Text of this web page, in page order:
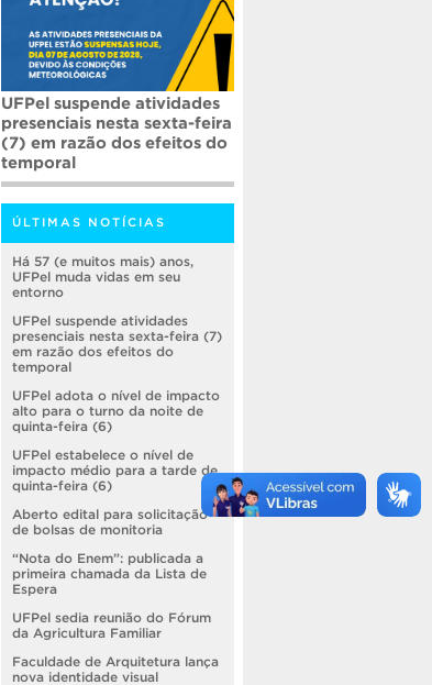
UFPel suspende atividades
presenciais nesta sexta-feira
(7) em razão dos efeitos do
temporal
ÚLTIMAS NOTÍCIAS
Há 57 (e muitos mais) anos,
UFPel muda vidas em seu
entorno
UFPel suspende atividades
presenciais nesta sexta-feira (7)
em razão dos efeitos do
temporal
UFPel adota o nível de impacto
alto para o turno da noite de
quinta-feira (6)
UFPel estabelece o nível de
impacto médio para a tarde de
quinta-feira (6)
Aberto edital para solicitação
de bolsas de monitoria
“Nota do Enem”: publicada a
primeira chamada da Lista de
Espera
UFPel sedia reunião do Fórum
da Agricultura Familiar
Faculdade de Arquitetura lança
nova identidade visual